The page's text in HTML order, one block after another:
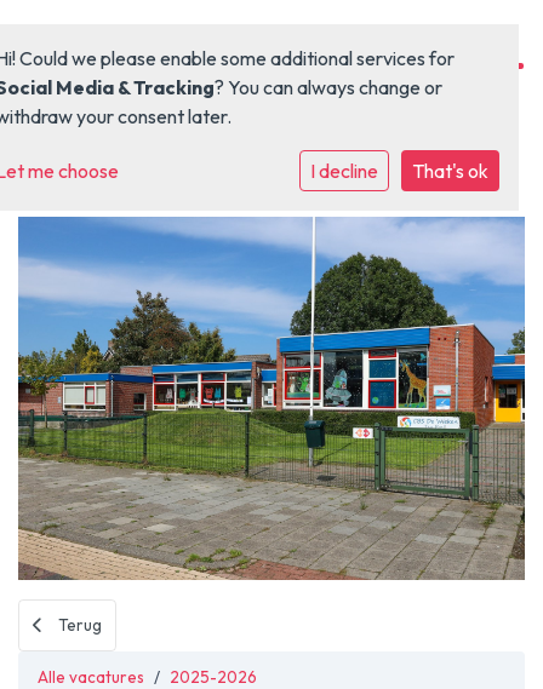
Home
Organisatie
Kinderopvang
Onderwijs
Locaties
Vacaturebank
Nieuws
Academie
Contact
Terug
Alle vacatures
2025-2026
Could we please enable some additional services for
Media & Tracking? You can always change or
your consent later.
me choose I decline That's ok